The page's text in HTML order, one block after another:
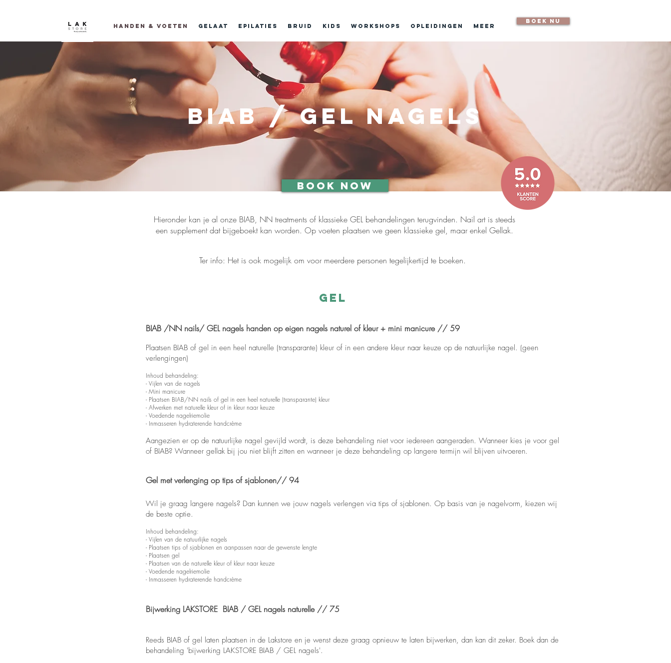
Handen & voeten Gelaat Epilaties BRUID Kids Workshops Opleidingen Meer
boek nu
BIAB / gel nagels
Book now
Hieronder kan je al onze BIAB, NN treatments of klassieke GEL behandelingen terugvinden. Nail art is steeds
een supplement dat bijgeboekt kan worden. Op voeten plaatsen we geen klassieke gel, maar enkel Gellak.
Ter info: Het is ook mogelijk om voor meerdere personen tegelijkertijd te boeken.
GEL
BIAB /NN nails/ GEL nagels handen op eigen nagels naturel of kleur + mini manicure // 59
Plaatsen BIAB of gel in een heel naturelle (transparante) kleur of in een andere kleur naar keuze op de natuurlijke nagel. (geen
verlengingen)
Inhoud behandeling:
- Vijlen van de nagels
- Mini manicure
- Plaatsen BIAB/NN nails of gel in een heel naturelle (transparante) kleur
- Afwerken met naturelle kleur of in kleur naar keuze
- Voedende nagelriemolie
- Inmasseren hydraterende handcrème
Aangezien er op de natuurlijke nagel gevijld wordt, is deze behandeling niet voor iedereen aangeraden. Wanneer kies je voor gel
of BIAB? Wanneer gellak bij jou niet blijft zitten en wanneer je deze behandeling op langere termijn wil blijven uitvoeren.
Gel met verlenging op tips of sjablonen// 94
Wil je graag langere nagels? Dan kunnen we jouw nagels verlengen via tips of sjablonen. Op basis van je nagelvorm, kiezen wij
de beste optie.
Inhoud behandeling:
- Vijlen van de natuurlijke nagels
- Plaatsen tips of sjablonen en aanpassen naar de gewenste lengte
- Plaatsen gel
- Plaatsen van de naturelle kleur of kleur naar keuze
- Voedende nagelriemolie
- Inmasseren hydraterende handcrème
Bijwerking LAKSTORE BIAB / GEL nagels naturelle // 75
Reeds BIAB of gel laten plaatsen in de Lakstore en je wenst deze graag opnieuw te laten bijwerken, dan kan dit zeker. Boek dan de
behandeling 'bijwerking LAKSTORE BIAB / GEL nagels'.